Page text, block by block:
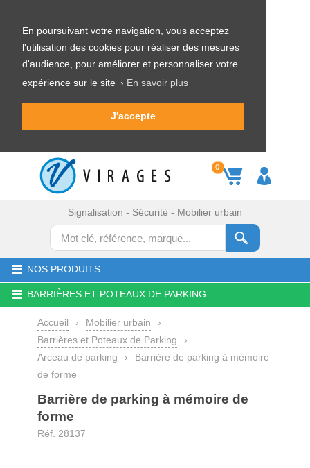
En poursuivant votre navigation, vous acceptez
l'utilisation des cookies pour réaliser des mesures
d'audience, pour améliorer et personnaliser votre
expérience sur le site › En savoir plus
J'accepte
0
Signalisation - Sécurité - Mobilier urbain
NOS PRODUITS
BARRIÈRES ET POTEAUX DE PARKING
Accueil › Mobilier urbain
›
Barrières et Poteaux de Parking
›
Arceau de parking
›
Barrière de parking à mémoire
de forme
Barrière de parking à mémoire de
forme
Réf. 28137